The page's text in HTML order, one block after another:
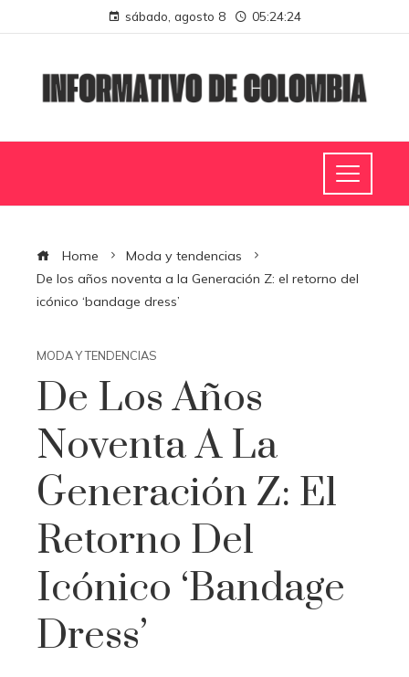
sábado, agosto 8 05:24:25
Home
Moda y tendencias
De los años noventa a la Generación Z: el retorno del
icónico ‘bandage dress’
MODA Y TENDENCIAS
De Los Años
Noventa A La
Generación Z: El
Retorno Del
Icónico ‘bandage
Dress’